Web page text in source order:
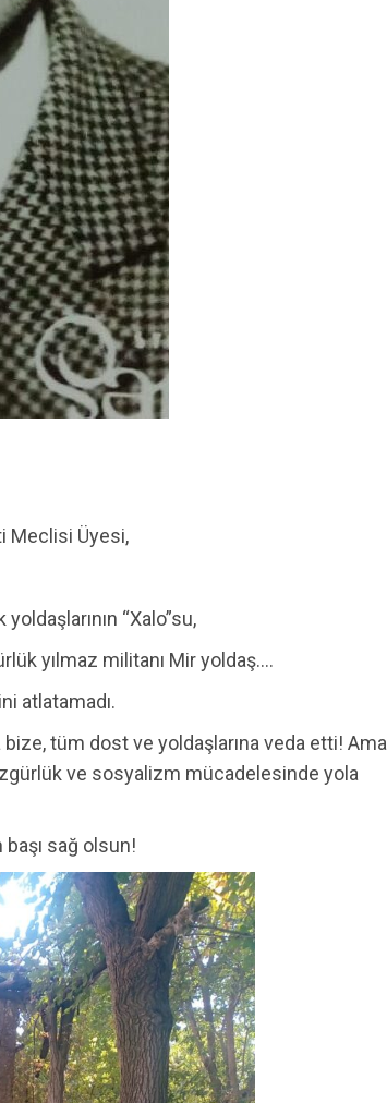
Meclisi Üyesi,
“Xalo”su,
yılmaz militanı Mir yoldaş….
atlatamadı.
tüm dost ve yoldaşlarına veda etti! Ama
ve sosyalizm mücadelesinde yola
sağ olsun!